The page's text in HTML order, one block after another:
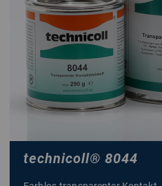
technicoll® 8044